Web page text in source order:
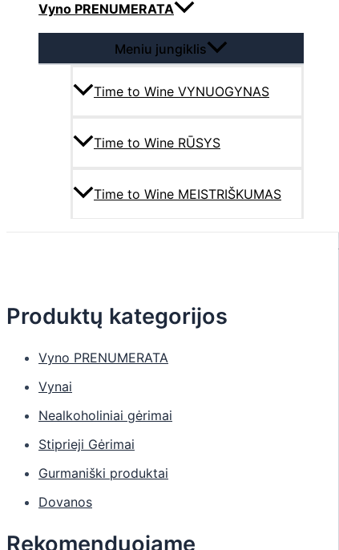
Vyno PRENUMERATA
Meniu jungiklis
Time to Wine VYNUOGYNAS
Time to Wine RŪSYS
Time to Wine MEISTRIŠKUMAS
Produktų kategorijos
Vyno PRENUMERATA
Vynai
Nealkoholiniai gėrimai
Stiprieji Gėrimai
Gurmaniški produktai
Dovanos
Rekomenduojame